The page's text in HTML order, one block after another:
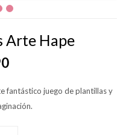
Arte Hape
fantástico juego de plantillas y